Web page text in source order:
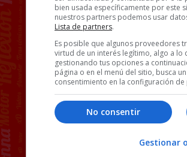
bien usada específicamente por este
nuestros partners podemos usar
Lista de partners.
Es posible que algunos proveedores
virtud de un interés legítimo, algo a lo
gestionando tus opciones a
página o en el menú del sitio, busca
consentimiento en la configuración
No consentir
Gestionar